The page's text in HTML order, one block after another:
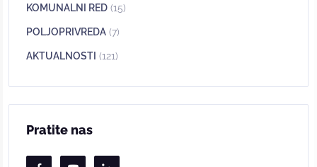
KOMUNALNI RED (15)
POLJOPRIVREDA (7)
AKTUALNOSTI (121)
Pratite nas